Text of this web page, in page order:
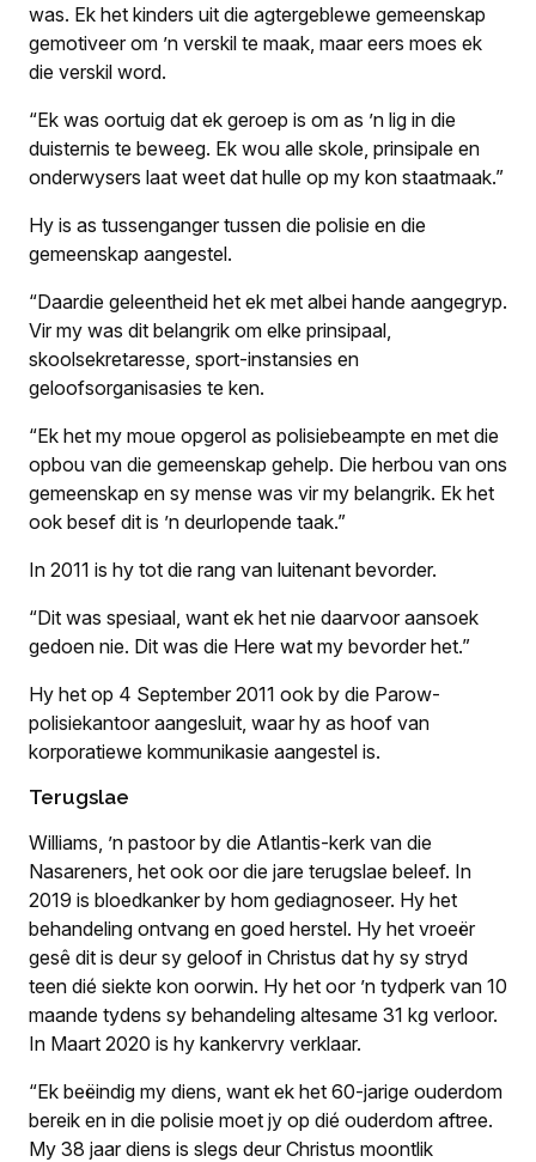
was. Ek het kinders uit die agtergeblewe gemeenskap
gemotiveer om ’n verskil te maak, maar eers moes ek
die verskil word.
“Ek was oortuig dat ek geroep is om as ’n lig in die
duisternis te beweeg. Ek wou alle skole, prinsipale en
onderwysers laat weet dat hulle op my kon staatmaak.”
Hy is as tussenganger tussen die polisie en die
gemeenskap aangestel.
“Daardie geleentheid het ek met albei hande aangegryp.
Vir my was dit belangrik om elke prinsipaal,
skoolsekretaresse, sport-instansies en
geloofsorganisasies te ken.
“Ek het my moue opgerol as polisiebeampte en met die
opbou van die gemeenskap gehelp. Die herbou van ons
gemeenskap en sy mense was vir my belangrik. Ek het
ook besef dit is ’n deurlopende taak.”
In 2011 is hy tot die rang van luitenant bevorder.
“Dit was spesiaal, want ek het nie daarvoor aansoek
gedoen nie. Dit was die Here wat my bevorder het.”
Hy het op 4 September 2011 ook by die Parow-
polisiekantoor aangesluit, waar hy as hoof van
korporatiewe kommunikasie aangestel is.
Terugslae
Williams, ’n pastoor by die Atlantis-kerk van die
Nasareners, het ook oor die jare terugslae beleef. In
2019 is bloedkanker by hom gediagnoseer. Hy het
behandeling ontvang en goed herstel. Hy het vroeër
gesê dit is deur sy geloof in Christus dat hy sy stryd
teen dié siekte kon oorwin. Hy het oor ’n tydperk van 10
maande tydens sy behandeling altesame 31 kg verloor.
In Maart 2020 is hy kankervry verklaar.
“Ek beëindig my diens, want ek het 60-jarige ouderdom
bereik en in die polisie moet jy op dié ouderdom aftree.
My 38 jaar diens is slegs deur Christus moontlik